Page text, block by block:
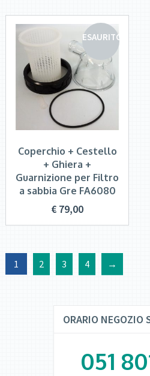
ESAURITO
Coperchio + Cestello
+ Ghiera +
Guarnizione per Filtro
a sabbia Gre FA6080
€ 79,00
1 2 3 4 →
ORARIO NEGOZIO
051